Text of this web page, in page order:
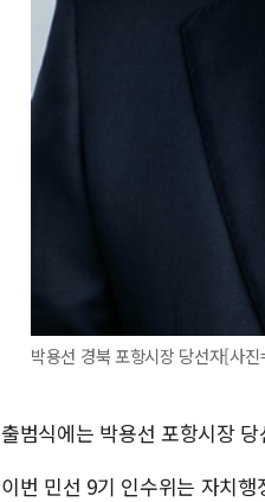
박용선 경북 포항시장 당선자[
출범식에는 박용선 포항시장
이번 민선 9기 인수위는 자치